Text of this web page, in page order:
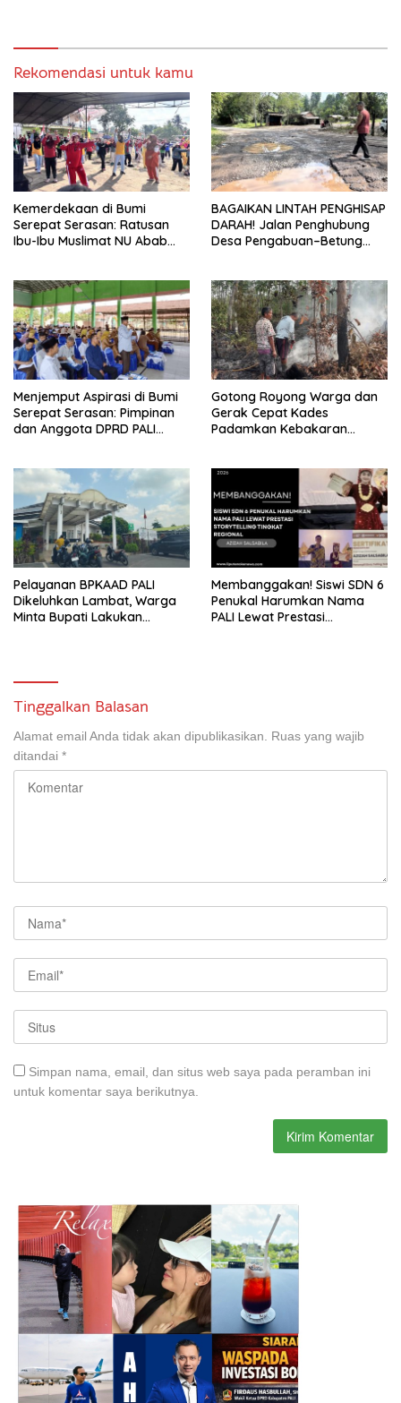
Rekomendasi untuk kamu
Kemerdekaan di Bumi
Serepat Serasan: Ratusan
Ibu-Ibu Muslimat NU Abab
Indonesia
BAGAIKAN LINTAH PENGHISAP
DARAH! Jalan Penghubung
Desa Pengabuan–Betung
Kerok
Menjemput Aspirasi di Bumi
Serepat Serasan: Pimpinan
dan Anggota DPRD PALI
Melalui Reses Ke-2 Tahun
2026
Gotong Royong Warga dan
Gerak Cepat Kades
Padamkan Kebakaran
Pelayanan BPKAAD PALI
Dikeluhkan Lambat, Warga
Minta Bupati Lakukan
Membanggakan! Siswi SDN 6
Penukal Harumkan Nama
PALI Lewat Prestasi
Tinggalkan Balasan
Alamat email Anda tidak akan dipublikasikan.
Ruas yang wajib
ditandai *
Simpan nama, email, dan situs web saya pada peramban ini
untuk komentar saya berikutnya.